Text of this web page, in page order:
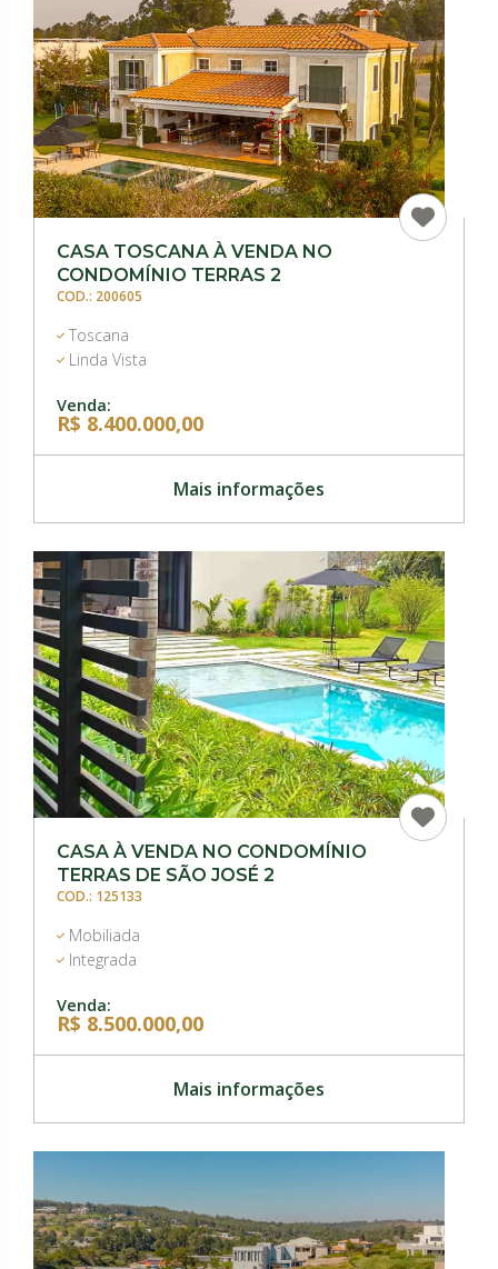
CASA TOSCANA À VENDA NO
CONDOMÍNIO TERRAS 2
COD.: 200605
Toscana
Linda Vista
Venda:
R$ 8.400.000,00
Mais informações
CASA À VENDA NO CONDOMÍNIO
TERRAS DE SÃO JOSÉ 2
COD.: 125133
Mobiliada
Integrada
Venda:
R$ 8.500.000,00
Mais informações